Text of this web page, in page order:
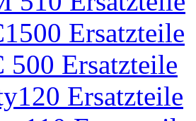
Ersatzteile
500 Ersatzteile
Ersatzteile